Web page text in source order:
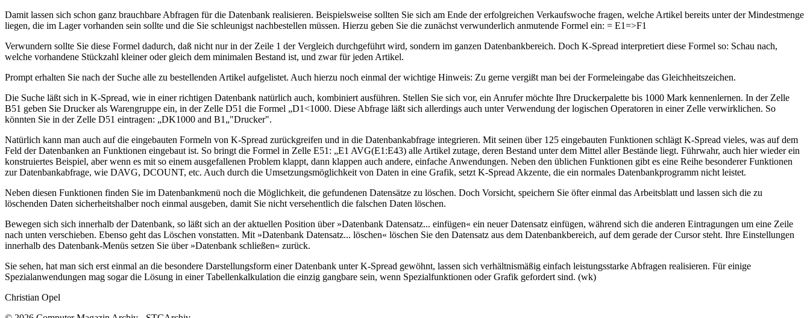
Damit lassen sich schon ganz brauchbare Abfragen für die Datenbank realisieren. Beispielsweise sollten Sie sich am Ende der erfolgreichen Verkaufswoche fragen, welche Artikel bereits unter der Mindestmenge
liegen, die im Lager vorhanden sein sollte und die Sie schleunigst nachbestellen müssen. Hierzu geben Sie die zunächst verwunderlich anmutende Formel ein: = E1=>F1
Verwundern sollte Sie diese Formel dadurch, daß nicht nur in der Zeile 1 der Vergleich durchgeführt wird, sondern im ganzen Datenbankbereich. Doch K-Spread interpretiert diese Formel so: Schau nach,
welche vorhandene Stückzahl kleiner oder gleich dem minimalen Bestand ist, und zwar für jeden Artikel.
Prompt erhalten Sie nach der Suche alle zu bestellenden Artikel aufgelistet. Auch hierzu noch einmal der wichtige Hinweis: Zu gerne vergißt man bei der Formeleingabe das Gleichheitszeichen.
Die Suche läßt sich in K-Spread, wie in einer richtigen Datenbank natürlich auch, kombiniert ausführen. Stellen Sie sich vor, ein Anrufer möchte Ihre Druckerpalette bis 1000 Mark kennenlernen. In der Zelle
B51 geben Sie Drucker als Warengruppe ein, in der Zelle D51 die Formel „D1<1000. Diese Abfrage läßt sich allerdings auch unter Verwendung der logischen Operatoren in einer Zelle verwirklichen. So
könnten Sie in der Zelle D51 eintragen: „DK1000 and B1„"Drucker".
Natürlich kann man auch auf die eingebauten Formeln von K-Spread zurückgreifen und in die Datenbankabfrage integrieren. Mit seinen über 125 eingebauten Funktionen schlägt K-Spread vieles, was auf dem
Feld der Datenbanken an Funktionen eingebaut ist. So bringt die Formel in Zelle E51: „E1 AVG(E1:E43) alle Artikel zutage, deren Bestand unter dem Mittel aller Bestände liegt. Führwahr, auch hier wieder ein
konstruiertes Beispiel, aber wenn es mit so einem ausgefallenen Problem klappt, dann klappen auch andere, einfache Anwendungen. Neben den üblichen Funktionen gibt es eine Reihe besonderer Funktionen
zur Datenbankabfrage, wie DAVG, DCOUNT, etc. Auch durch die Umsetzungsmöglichkeit von Daten in eine Grafik, setzt K-Spread Akzente, die ein normales Datenbankprogramm nicht leistet.
Neben diesen Funktionen finden Sie im Datenbankmenü noch die Möglichkeit, die gefundenen Datensätze zu löschen. Doch Vorsicht, speichern Sie öfter einmal das Arbeitsblatt und lassen sich die zu
löschenden Daten sicherheitshalber noch einmal ausgeben, damit Sie nicht versehentlich die falschen Daten löschen.
Bewegen sich sich innerhalb der Datenbank, so läßt sich an der aktuellen Position über »Datenbank Datensatz... einfügen« ein neuer Datensatz einfügen, während sich die anderen Eintragungen um eine Zeile
nach unten verschieben. Ebenso geht das Löschen vonstatten. Mit »Datenbank Datensatz... löschen« löschen Sie den Datensatz aus dem Datenbankbereich, auf dem gerade der Cursor steht. Ihre Einstellungen
innerhalb des Datenbank-Menüs setzen Sie über »Datenbank schließen« zurück.
Sie sehen, hat man sich erst einmal an die besondere Darstellungsform einer Datenbank unter K-Spread gewöhnt, lassen sich verhältnismäßig einfach leistungsstarke Abfragen realisieren. Für einige
Spezialanwendungen mag sogar die Lösung in einer Tabellenkalkulation die einzig gangbare sein, wenn Spezialfunktionen oder Grafik gefordert sind. (wk)
Christian Opel